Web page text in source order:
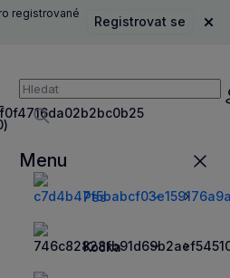
registrované
Registrovat se
Vyhledávání
Vyhledávat
Menu
Pes
ZobrazitZobrazit
Kočka
ZobrazitZobrazit